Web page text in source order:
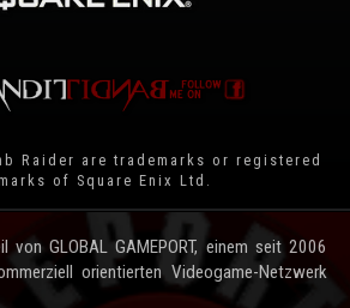
Raider are trademarks or registered
of Square Enix Ltd.
von GLOBAL GAMEPORT, einem seit 2006
orientierten Videogame-Netzwerk